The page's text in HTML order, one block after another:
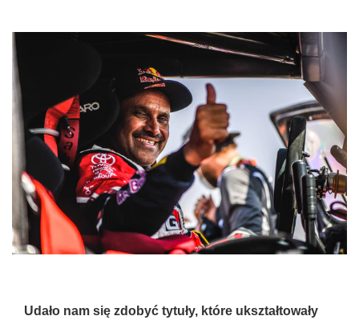
Udało nam się zdobyć tytuły, które ukształtowały